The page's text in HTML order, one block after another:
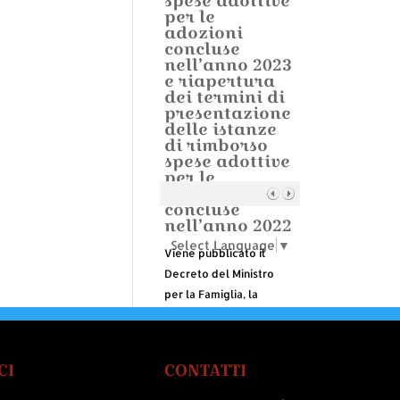
per le
adozioni
concluse
nell’anno 2023
e riapertura
dei termini di
presentazione
delle istanze
di rimborso
spese adottive
per le
concluse
nell’anno 2022
Viene pubblicato il
Decreto del Ministro
per la Famiglia, la
alla registrazione della
Select Language ▼
CONTATTI